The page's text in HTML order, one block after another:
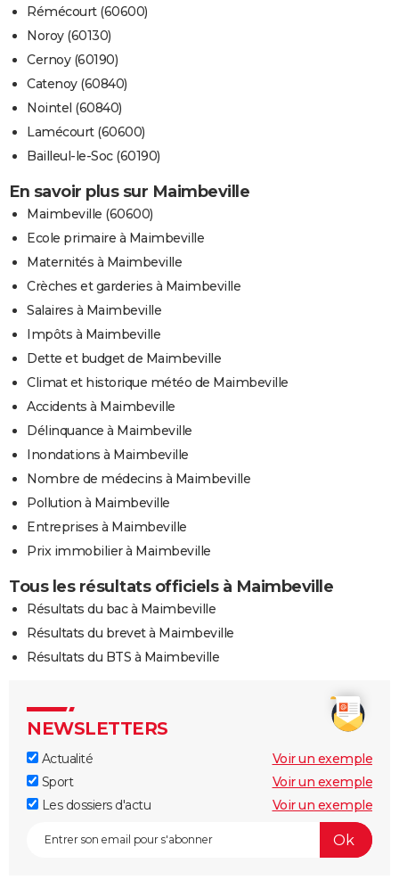
Rémécourt (60600)
Noroy (60130)
Cernoy (60190)
Catenoy (60840)
Nointel (60840)
Lamécourt (60600)
Bailleul-le-Soc (60190)
En savoir plus sur Maimbeville
Maimbeville (60600)
Ecole primaire à Maimbeville
Maternités à Maimbeville
Crèches et garderies à Maimbeville
Salaires à Maimbeville
Impôts à Maimbeville
Dette et budget de Maimbeville
Climat et historique météo de Maimbeville
Accidents à Maimbeville
Délinquance à Maimbeville
Inondations à Maimbeville
Nombre de médecins à Maimbeville
Pollution à Maimbeville
Entreprises à Maimbeville
Prix immobilier à Maimbeville
Tous les résultats officiels à Maimbeville
Résultats du bac à Maimbeville
Résultats du brevet à Maimbeville
Résultats du BTS à Maimbeville
NEWSLETTERS
Actualité
Voir un exemple
Sport
Voir un exemple
Les dossiers d'actu
Voir un exemple